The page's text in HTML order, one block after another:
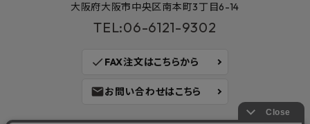
大阪府大阪市中央区南本町3丁目6-14
TEL:06-6121-9302
check FAX注文はこちらから
mailお問い合わせはこちら